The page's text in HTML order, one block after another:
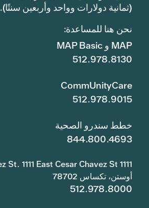
(ثمانية دولارات وواحد وأربعين سنتًا).
نحن هنا للمساعدة:
MAP و MAP Basic
512.978.8130
CommUnityCare
512.978.9015
خطط سندرو الصحية
844.800.4693
1111 East Cesar Chavez St. 1111 East Cesar Chavez St.
أوستن، تكساس 78702
512.978.8000